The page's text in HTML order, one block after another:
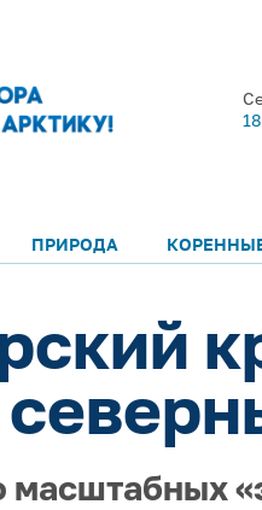
ПРИРОДА
масштабных